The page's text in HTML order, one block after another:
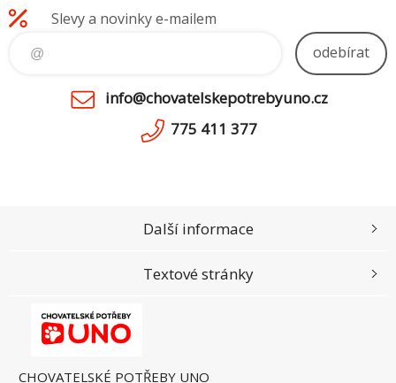
Slevy a novinky e-mailem
odebírat
info@chovatelskepotrebyuno.cz
775 411 377
CHOVATELSKÉ POTŘEBY UNO
Další informace
Textové stránky